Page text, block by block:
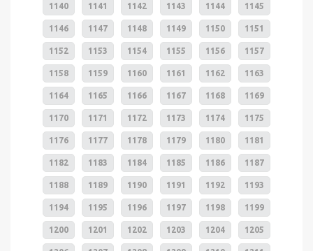
1140 1141 1142 1143 1144 1145
1146 1147 1148 1149 1150 1151
1152 1153 1154 1155 1156 1157
1158 1159 1160 1161 1162 1163
1164 1165 1166 1167 1168 1169
1170 1171 1172 1173 1174 1175
1176 1177 1178 1179 1180 1181
1182 1183 1184 1185 1186 1187
1188 1189 1190 1191 1192 1193
1194 1195 1196 1197 1198 1199
1200 1201 1202 1203 1204 1205